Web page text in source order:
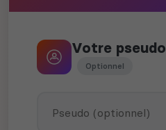
Votre pseudo
Optionnel